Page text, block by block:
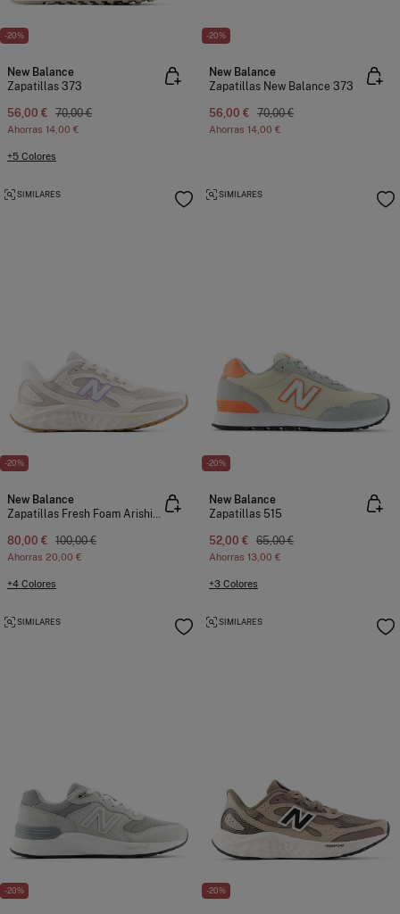
-20%
New Balance
Zapatillas 373
56,00 € 70,00 €
Ahorras 14,00 €
+5 Colores
-20%
New Balance
Zapatillas New Balance 373
56,00 € 70,00 €
Ahorras 14,00 €
-20%
SIMILARES
New Balance
Zapatillas Fresh Foam Arishi v4 TIRALUX
80,00 € 100,00 €
Ahorras 20,00 €
+4 Colores
-20%
SIMILARES
New Balance
Zapatillas 515
52,00 € 65,00 €
Ahorras 13,00 €
+3 Colores
-20%
SIMILARES
-20%
SIMILARES